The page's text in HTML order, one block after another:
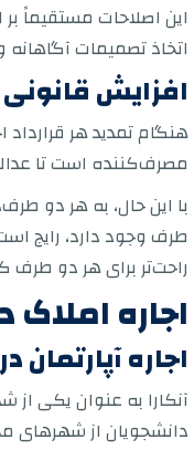
این اصلاحات مستقیماً
اتخاذ تصمیمات
افزایش قانونی
هنگام تمدید هر
مصرف‌کننده است تا
با این حال، به هر دو
طرف وجود دارد، رایج
راحت‌تر برای هر دو
اجاره
اجاره آپارتمان
آنکارا به عنوان یکی
دانشجویان از شهرهای